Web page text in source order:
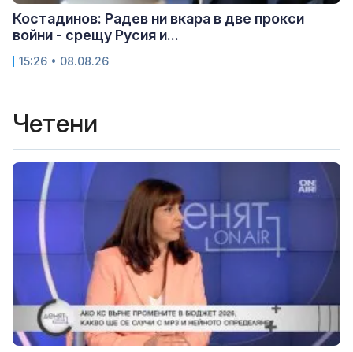
Костадинов: Радев ни вкара в две прокси
войни - срещу Русия и...
15:26 • 08.08.26
Четени